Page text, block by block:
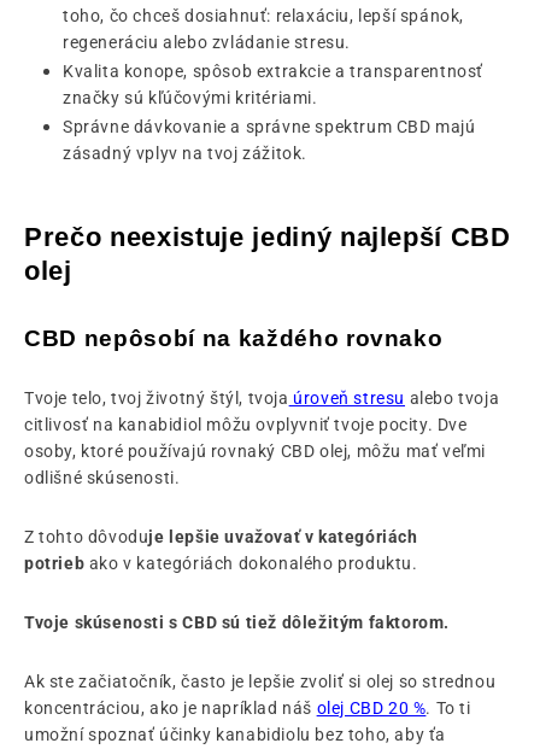
toho, čo chceš dosiahnuť: relaxáciu, lepší spánok,
regeneráciu alebo zvládanie stresu.
Kvalita konope, spôsob extrakcie a transparentnosť
značky sú kľúčovými kritériami.
Správne dávkovanie a správne spektrum CBD majú
zásadný vplyv na tvoj zážitok.
Prečo neexistuje jediný najlepší CBD
olej
CBD nepôsobí na každého rovnako
Tvoje telo, tvoj životný štýl, tvoja úroveň stresu alebo tvoja
citlivosť na kanabidiol môžu ovplyvniť tvoje pocity. Dve
osoby, ktoré používajú rovnaký CBD olej, môžu mať veľmi
odlišné skúsenosti.
Z tohto dôvoduje lepšie uvažovať v kategóriách
potrieb ako v kategóriách dokonalého produktu.
Tvoje skúsenosti s CBD sú tiež dôležitým faktorom.
Ak ste začiatočník, často je lepšie zvoliť si olej so strednou
koncentráciou, ako je napríklad náš olej CBD 20 %. To ti
umožní spoznať účinky kanabidiolu bez toho, aby ťa